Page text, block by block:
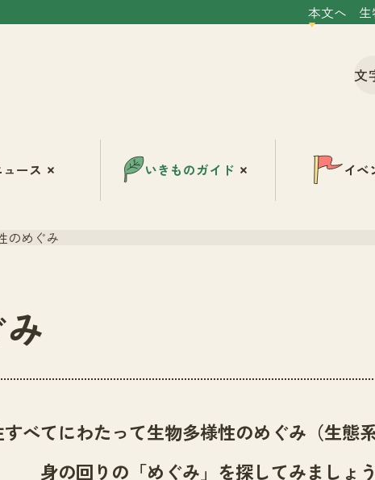
本文へ
文
ュース いきものガイド イベ
のめぐみ
べてにわたって生物多様性のめぐみ（生態
身の回りの「めぐみ」を探してみましょ